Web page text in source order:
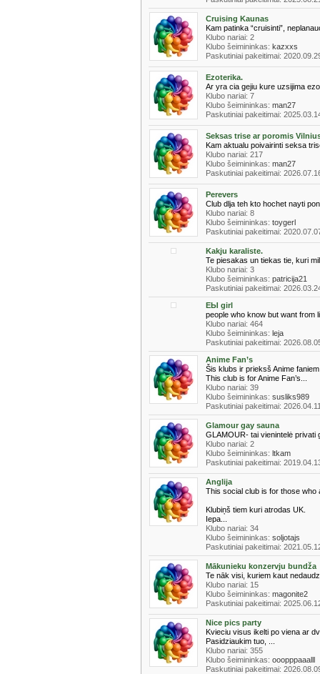
Cruising Kaunas
Kam patinka “cruisinti”,
Klubo nariai: 2
Klubo šeimininkas: kazxxs
Paskutiniai pakeitimai:
Ezoterika.
Ar yra cia gejiu kure uzsijima
Klubo nariai: 7
Klubo šeimininkas: man27
Paskutiniai pakeitimai:
Seksas trise ar poromis
Kam aktualu poivairinti seksa
Klubo nariai: 217
Klubo šeimininkas: man27
Paskutiniai pakeitimai:
Perevers
Club dlja teh kto hochet nayti
Klubo nariai: 8
Klubo šeimininkas: toygerl
Paskutiniai pakeitimai:
Kakju karaliste.
Te piesakas un tiekas tie, kuri
Klubo nariai: 3
Klubo šeimininkas: patricija21
Paskutiniai pakeitimai:
ЕЫ girl
people who know but want from
Klubo nariai: 464
Klubo šeimininkas: leja
Paskutiniai pakeitimai:
Anime Fan’s
Šis klubs ir prieksš Anime faniem
This club is for Anime Fan’s...
Klubo nariai: 39
Klubo šeimininkas: susliks989
Paskutiniai pakeitimai:
Glamour gay sauna
GLAMOUR- tai vienintelė privati
Klubo nariai: 2
Klubo šeimininkas: ltkam
Paskutiniai pakeitimai:
Anglija
This social club is for those who
Klubiņš tiem kuri atrodas UK.
Iepa...
Klubo nariai: 34
Klubo šeimininkas: soljotajs
Paskutiniai pakeitimai:
Mākunieku konzervju bundža
Te nāk visi, kuriem kaut
Klubo nariai: 15
Klubo šeimininkas: magonite2
Paskutiniai pakeitimai:
Nice pics party
Kvieciu visus ikelti po viena ar
Pasidziaukim tuo, ...
Klubo nariai: 355
Klubo šeimininkas: ooopppaaalll
Paskutiniai pakeitimai: